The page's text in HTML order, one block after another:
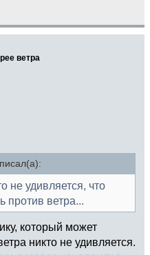
ветра
писал(а):
не удивляется, что
против ветра...
который может
никто не удивляется.